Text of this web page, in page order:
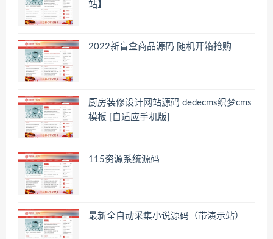
站】
2022新盲盒商品源码 随机开箱抢购
厨房装修设计网站源码 dedecms织梦cms
模板 [自适应手机版]
115资源系统源码
最新全自动采集小说源码（带演示站）